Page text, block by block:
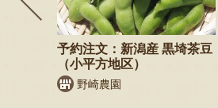
予約注文：新潟産 黒埼茶豆
（小平方地区）
野崎農園